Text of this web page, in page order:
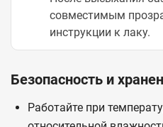
совместимым
инструкции к лаку.
Безопасность и
Работайте при